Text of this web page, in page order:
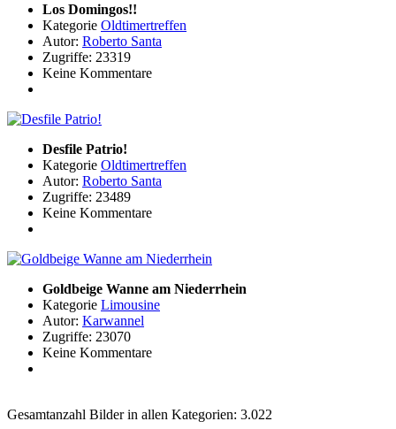
Los Domingos!!
Kategorie Oldtimertreffen
Autor: Roberto Santa
Zugriffe: 23319
Keine Kommentare
Desfile Patrio!
Kategorie Oldtimertreffen
Autor: Roberto Santa
Zugriffe: 23489
Keine Kommentare
Goldbeige Wanne am Niederrhein
Kategorie Limousine
Autor: Karwannel
Zugriffe: 23070
Keine Kommentare
Gesamtanzahl Bilder in allen Kategorien: 3.022